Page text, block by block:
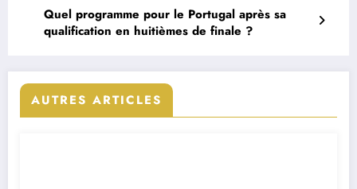
Quel programme pour le Portugal après sa
qualification en huitièmes de finale ?
AUTRES ARTICLES